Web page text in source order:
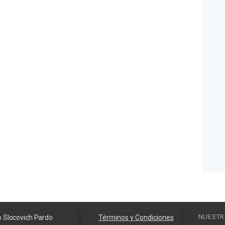
Slocovich Pardo Términos y Condiciones